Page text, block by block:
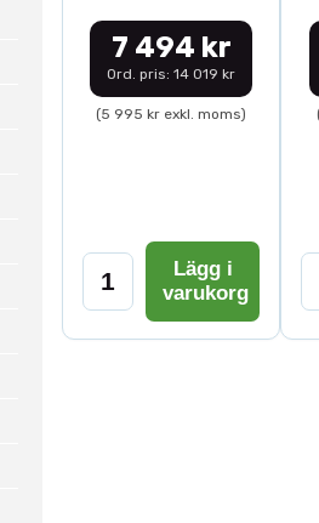
7 494 kr
Ord. pris: 14 019 kr
(5 995 kr exkl. moms)
Lägg i
varukorg